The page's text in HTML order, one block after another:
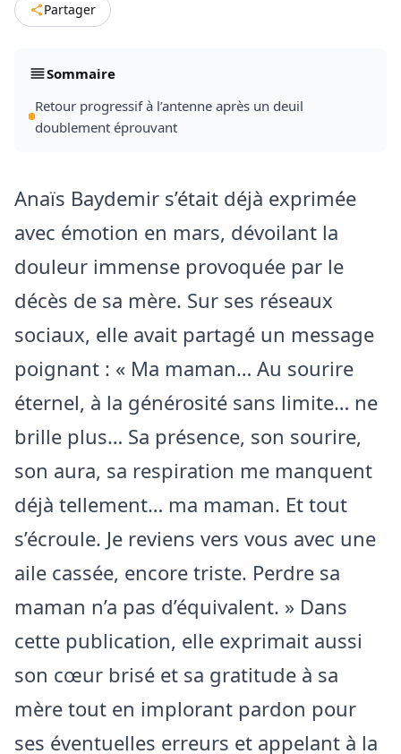
Partager
Sommaire
Retour progressif à l’antenne après un deuil
doublement éprouvant
Anaïs Baydemir s’était déjà exprimée
avec émotion en mars, dévoilant la
douleur immense provoquée par le
décès de sa mère. Sur ses réseaux
sociaux, elle avait partagé un message
poignant : « Ma maman… Au sourire
éternel, à la générosité sans limite… ne
brille plus… Sa présence, son sourire,
son aura, sa respiration me manquent
déjà tellement… ma maman. Et tout
s’écroule. Je reviens vers vous avec une
aile cassée, encore triste. Perdre sa
maman n’a pas d’équivalent. » Dans
cette publication, elle exprimait aussi
son cœur brisé et sa gratitude à sa
mère tout en implorant pardon pour
ses éventuelles erreurs et appelant à la